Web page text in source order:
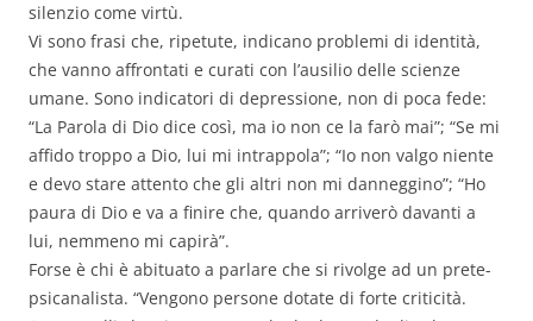
silenzio come virtù.
Vi sono frasi che, ripetute, indicano problemi di identità,
che vanno affrontati e curati con l’ausilio delle scienze
umane. Sono indicatori di depressione, non di poca fede:
“La Parola di Dio dice così, ma io non ce la farò mai”; “Se mi
affido troppo a Dio, lui mi intrappola”; “Io non valgo niente
e devo stare attento che gli altri non mi danneggino”; “Ho
paura di Dio e va a finire che, quando arriverò davanti a
lui, nemmeno mi capirà”.
Forse è chi è abituato a parlare che si rivolge ad un prete-
psicanalista. “Vengono persone dotate di forte criticità.